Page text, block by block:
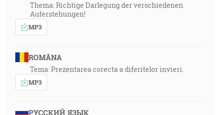
Thema: Richtige Darlegung der verschiedenen
Auferstehungen!
MP3
ROMÂNA
Tema: Prezentarea corecta a diferitelor invieri.
MP3
РУССКИЙ ЯЗЫК